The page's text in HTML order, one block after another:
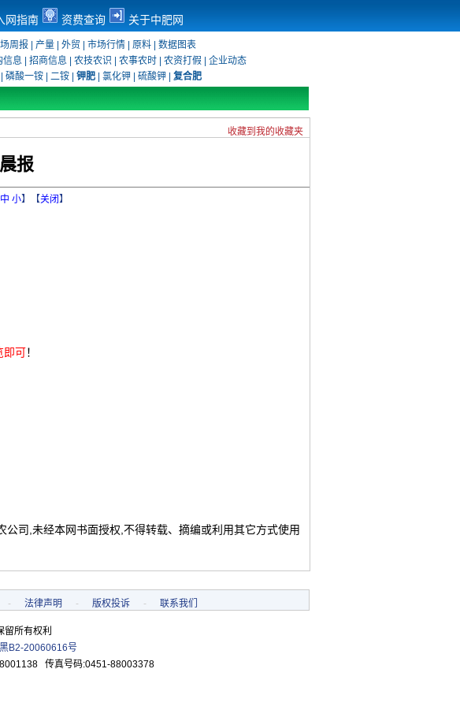
网指南 资费查询 关于中肥网
周报 产量| 外贸 市场行情| 原料| 数据图表
信息 招商信息 农技农识 农事农时 农资打假
企业动态
磷酸一铵 二铵 钾肥 氯化钾 硫酸钾
复合肥
收藏到我的收藏夹
报
中 小】【关闭】
即可！
司,未经本网书面授权,不得转载、摘编或利用其它方式使用
- 法律声明 - 版权投诉 - 联系我们
所有权利
黑B2-20060616号
传真号码:0451-88003378